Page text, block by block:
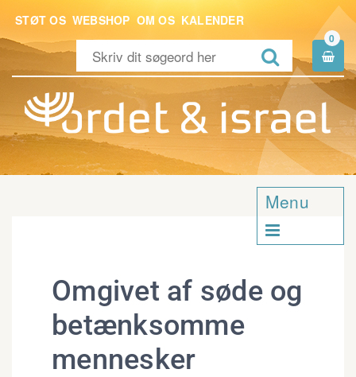
STØT OS WEBSHOP OM OS KALENDER

0

Menu

Omgivet af søde og
betænksomme
mennesker